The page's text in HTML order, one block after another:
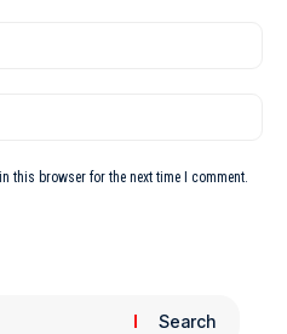
this browser for the next time I comment.
Search